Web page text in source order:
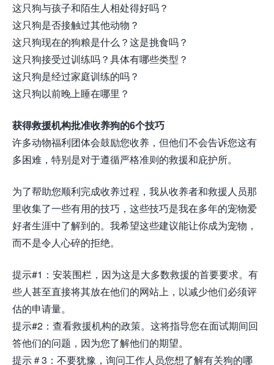
这只狗与孩子和陌生人相处得好吗？
这只狗是否接触过其他动物？
这只狗现在的狗粮是什么？这是挑食吗？
这只狗接受过训练吗？具体有哪些类型？
这只狗是经过家庭训练的吗？
这只狗以前晚上睡在哪里？
获得救援机构批准收养狗的6个技巧
许多动物福利团体会鼓励您收养，但他们不会告诉您这有
多困难，特别是对于遵循严格准则的救援和庇护所。
为了帮助您顺利完成收养过程，我从收养者和救援人员那
里收集了一些有用的技巧，这些技巧是我在多年的宠物爱
好者生涯中了解到的。我希望这些建议能让你成为宠物，
而不是令人心碎的拒绝。
提示#1：安装围栏，因为这是大多数救援的首要要求。有
些人甚至直接将其放在他们的网站上，以减少他们必须评
估的申请量。
提示#2：查看救援机构的政策。这将指导您在面试期间回
答他们的问题，因为您了解他们的期望。
提示＃3：不要犹豫，询问工作人员您想了解有关狗的哪